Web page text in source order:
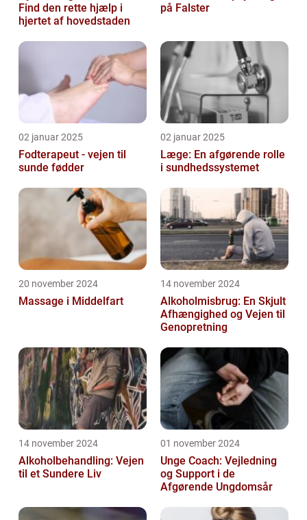
Find den rette hjælp i
hjertet af hovedstaden
på Falster
02 januar 2025
Fodterapeut - vejen til
sunde fødder
02 januar 2025
Læge: En afgørende rolle
i sundhedssystemet
20 november 2024
Massage i Middelfart
14 november 2024
Alkoholmisbrug: En Skjult
Afhængighed og Vejen til
Genopretning
14 november 2024
Alkoholbehandling: Vejen
til et Sundere Liv
01 november 2024
Unge Coach: Vejledning
og Support i de
Afgørende Ungdomsår